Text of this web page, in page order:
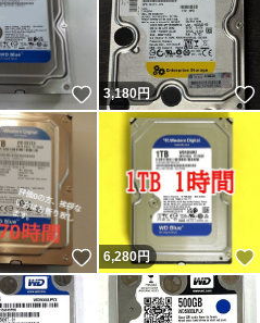
いいね！
3,180円
いいね！
6,280円